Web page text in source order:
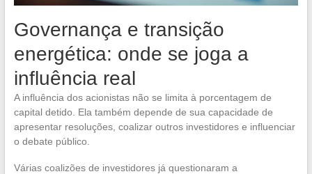
Governança e transição
energética: onde se joga a
influência real
A influência dos acionistas não se limita à porcentagem de
capital detido. Ela também depende de sua capacidade de
apresentar resoluções, coalizar outros investidores e influenciar
o debate público.
Várias coalizões de investidores já questionaram a